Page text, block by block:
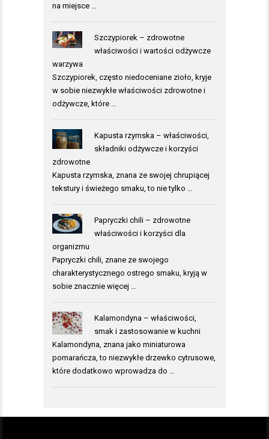
na miejsce …
Szczypiorek – zdrowotne
właściwości i wartości odżywcze
warzywa
Szczypiorek, często niedoceniane zioło, kryje
w sobie niezwykłe właściwości zdrowotne i
odżywcze, które …
Kapusta rzymska – właściwości,
składniki odżywcze i korzyści
zdrowotne
Kapusta rzymska, znana ze swojej chrupiącej
tekstury i świeżego smaku, to nie tylko …
Papryczki chili – zdrowotne
właściwości i korzyści dla
organizmu
Papryczki chili, znane ze swojego
charakterystycznego ostrego smaku, kryją w
sobie znacznie więcej …
Kalamondyna – właściwości,
smak i zastosowanie w kuchni
Kalamondyna, znana jako miniaturowa
pomarańcza, to niezwykłe drzewko cytrusowe,
które dodatkowo wprowadza do …